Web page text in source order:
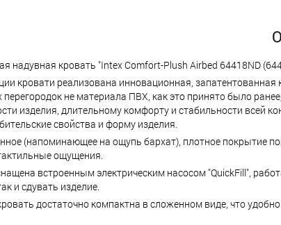
надувная кровать "Intex Comfort-Plush Airbed 64418ND
кровати реализована инновационная,
перегородок не материала ПВХ, как это принято было
изделия, длительному комфорту и стабильности всей
свойства и форму изделия.
(напоминающее на ощупь бархат), плотное покрытие
ощущения.
встроенным электрическим насосом "QuickFill",
и сдувать изделие.
достаточно компактна в сложенном виде, что